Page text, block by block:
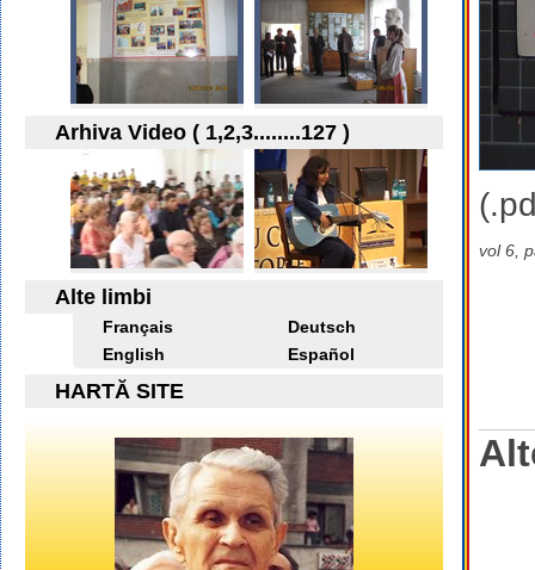
vol 6,
Arhiva Video ( 1,2,3........127 )
Alte limbi
Français
Deutsch
English
Español
HARTĂ SITE